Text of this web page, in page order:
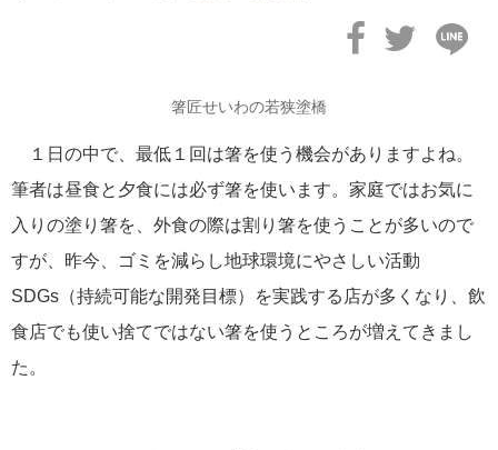
箸匠せいわの若狭塗橋
１日の中で、最低１回は箸を使う機会がありますよね。
筆者は昼食と夕食には必ず箸を使います。家庭ではお気に
入りの塗り箸を、外食の際は割り箸を使うことが多いので
すが、昨今、ゴミを減らし地球環境にやさしい活動
SDGs（持続可能な開発目標）を実践する店が多くなり、飲
食店でも使い捨てではない箸を使うところが増えてきまし
た。